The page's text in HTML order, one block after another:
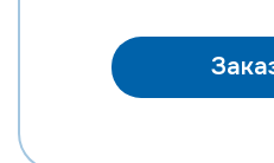
MR SILVER NAUTICAL-ET
MR NOBLE NEPOLEAN